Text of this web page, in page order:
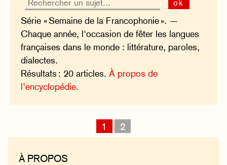
ok
Série « Semaine de la Francophonie ». —
Chaque année, l'occasion de fêter les langues
françaises dans le monde : littérature, paroles,
dialectes.
Résultats : 20 articles.À propos de
l’encyclopédie.
1 2
À PROPOS